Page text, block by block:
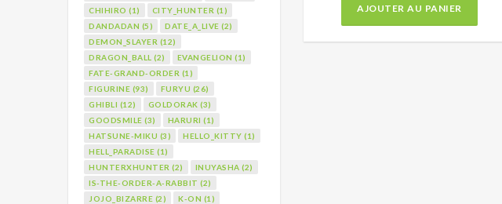
CHIHIRO (1)
CITY_HUNTER (1)
DANDADAN (5)
DATE_A_LIVE (2)
DEMON_SLAYER (12)
DRAGON_BALL (2)
EVANGELION (1)
FATE-GRAND-ORDER (1)
FIGURINE (93)
FURYU (26)
GHIBLI (12)
GOLDORAK (3)
GOODSMILE (3)
HARURI (1)
HATSUNE-MIKU (3)
HELLO_KITTY (1)
HELL_PARADISE (1)
HUNTERXHUNTER (2)
INUYASHA (2)
IS-THE-ORDER-A-RABBIT (2)
JOJO_BIZARRE (2)
K-ON (1)
AJOUTER AU PANIER